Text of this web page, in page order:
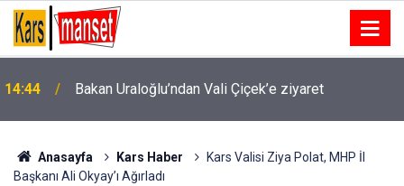
14:44
Bakan Uraloğlu’ndan Vali Çiçek’e ziyaret
14:42
kavgaya ilişkin gözaltında bulunan 2 şüpheli daha
adliyeye sevk edildi
Anasayfa Kars Haber
Kars Valisi Ziya Polat, MHP İl
Başkanı Ali Okyay’ı Ağırladı